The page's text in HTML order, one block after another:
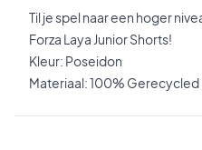
Til je spel naar een hoger
Forza Laya Junior Shorts!
Kleur: Poseidon
Materiaal: 100%